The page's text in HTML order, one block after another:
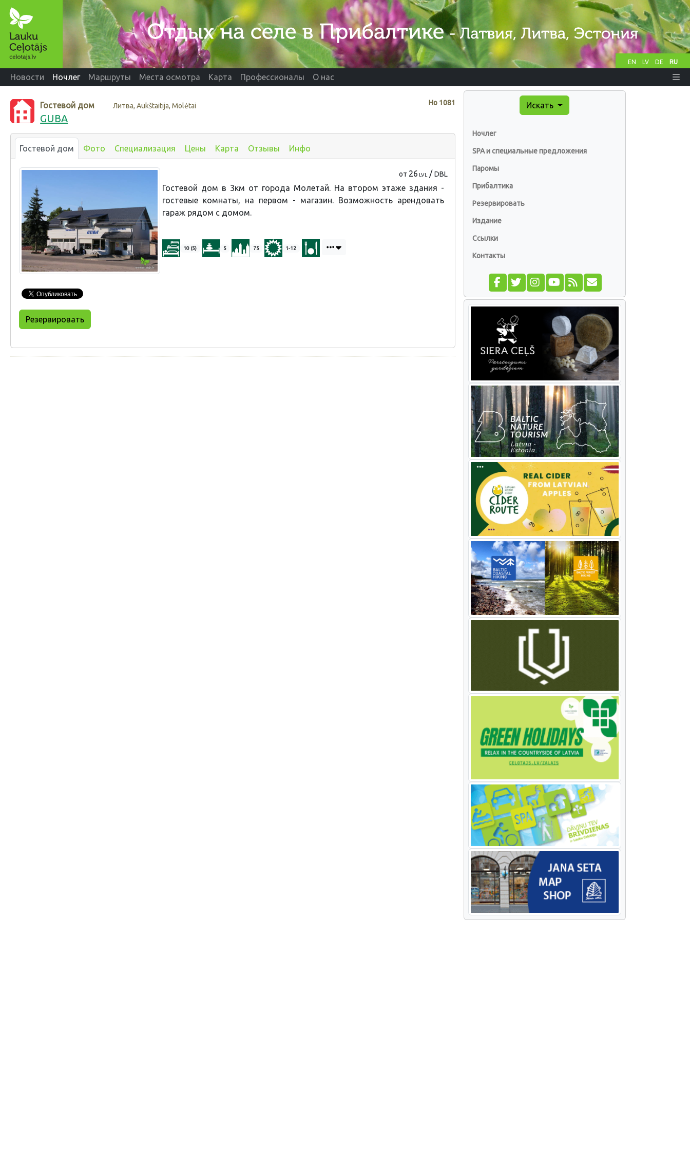
EN LV DE RU
Новости Ночлег Маршруты Места осмотра Карта Профессионалы О нас
Нo 1081
Гостевой дом Литва, Aukštaitija, Molėtai
GUBA
Гостевой дом Фото Специализация Цены Карта Отзывы Инфо
от 26 LVL /DBL
Гостевой дом в 3км от города Молетай. На втором этаже здания -
гостевые комнаты, на первом - магазин. Возможность арендовать
гараж рядом с домом.
10 (5) 5 75 1-12
Резервировать
Искать
Ночлег
SPA и специальные предложения
Паромы
Прибалтика
Резервировать
Издание
Ссылки
Контакты